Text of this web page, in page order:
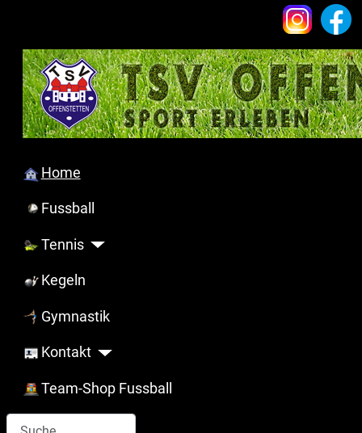
Home
Fussball
Tennis
Kegeln
Gymnastik
Kontakt
Team-Shop Fussball
Suchen